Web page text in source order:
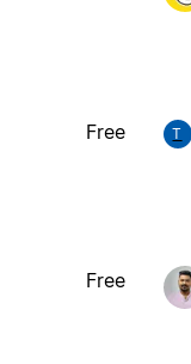
Free T
Free